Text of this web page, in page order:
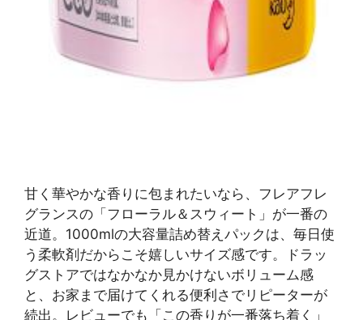
甘く華やかな香りに包まれたいなら、フレアフレ
グランスの「フローラル＆スウィート」が一番の
近道。1000mlの大容量詰め替えパックは、毎日使
う柔軟剤だからこそ嬉しいサイズ感です。ドラッ
グストアではなかなか見かけないボリューム感
と、お家まで届けてくれる便利さでリピーターが
続出。レビューでも「この香りが一番落ち着く」